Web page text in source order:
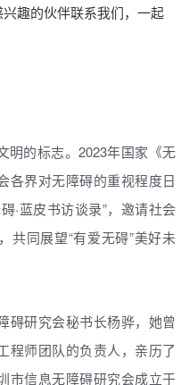
趣的伙伴联系我们，一起
明的标志。2023年国家《无
各界对无障碍的重视程度日
·蓝皮书访谈录”，邀请社会
共同展望“有爱无碍”美好未
碍研究会秘书长杨骅，她曾
程师团队的负责人，亲历了
市信息无障碍研究会成立于